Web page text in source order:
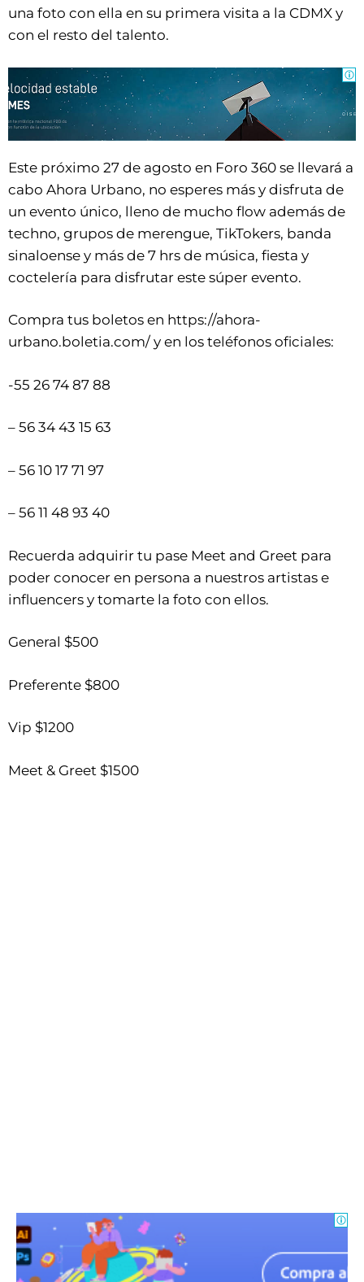
una foto con ella en su primera visita a la CDMX y
con el resto del talento.
Este próximo 27 de agosto en Foro 360 se llevará a
cabo Ahora Urbano, no esperes más y disfruta de
un evento único, lleno de mucho flow además de
techno, grupos de merengue, TikTokers, banda
sinaloense y más de 7 hrs de música, fiesta y
coctelería para disfrutar este súper evento.
Compra tus boletos en https://ahora-
urbano.boletia.com/ y en los teléfonos oficiales:
-55 26 74 87 88
– 56 34 43 15 63
– 56 10 17 71 97
– 56 11 48 93 40
Recuerda adquirir tu pase Meet and Greet para
poder conocer en persona a nuestros artistas e
influencers y tomarte la foto con ellos.
General $500
Preferente $800
Vip $1200
Meet & Greet $1500